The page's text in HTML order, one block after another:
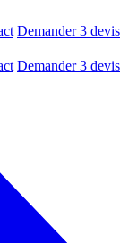
Demander 3 devis
Demander 3 devis